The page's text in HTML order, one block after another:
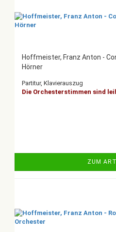
Hoffmeister, Franz Anton -
Hörner
Partitur, Klavierauszug
Die Orchesterstimmen sind
ZUM